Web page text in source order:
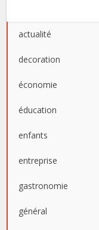
actualité
decoration
économie
éducation
enfants
entreprise
gastronomie
général